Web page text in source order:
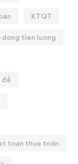
KTQT
dong tien luong
đề
toan thue tndn